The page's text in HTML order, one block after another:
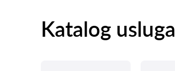
Katalog usluga